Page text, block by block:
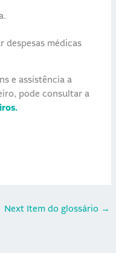
despesas médicas
e assistência a
pode consultar a
Next Item do glossário →